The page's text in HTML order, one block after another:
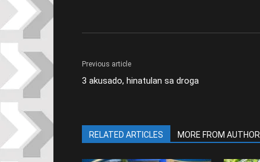
Previous article
3 akusado, hinatulan sa droga
RELATED ARTICLES MORE FROM AUTHOR